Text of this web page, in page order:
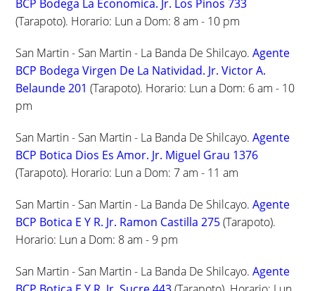
BCP Bodega La Economica. Jr. Los Pinos 733
(Tarapoto). Horario: Lun a Dom: 8 am - 10 pm
San Martin - San Martin - La Banda De Shilcayo.Agente
BCP Bodega Virgen De La Natividad. Jr. Victor A.
Belaunde 201 (Tarapoto). Horario: Lun a Dom: 6 am - 10
pm
San Martin - San Martin - La Banda De Shilcayo.Agente
BCP Botica Dios Es Amor. Jr. Miguel Grau 1376
(Tarapoto). Horario: Lun a Dom: 7 am - 11 am
San Martin - San Martin - La Banda De Shilcayo.Agente
BCP Botica E Y R. Jr. Ramon Castilla 275(Tarapoto).
Horario: Lun a Dom: 8 am - 9 pm
San Martin - San Martin - La Banda De Shilcayo.Agente